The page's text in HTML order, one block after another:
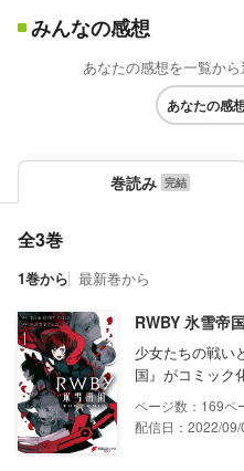
みんなの感想
あなたの感想を一覧から
あなたの感
巻読み
全3巻
1巻から 最新巻から
RWBY 氷雪帝
少女たちの戦い
国』がコミック
169
配信日：2022/09/